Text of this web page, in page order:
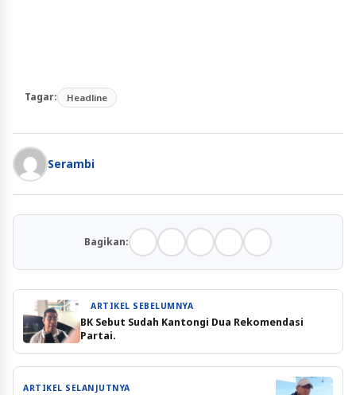
Tagar: Headline
Serambi
Bagikan:
ARTIKEL SEBELUMNYA
BK Sebut Sudah Kantongi Dua Rekomendasi
Partai.
ARTIKEL SELANJUTNYA